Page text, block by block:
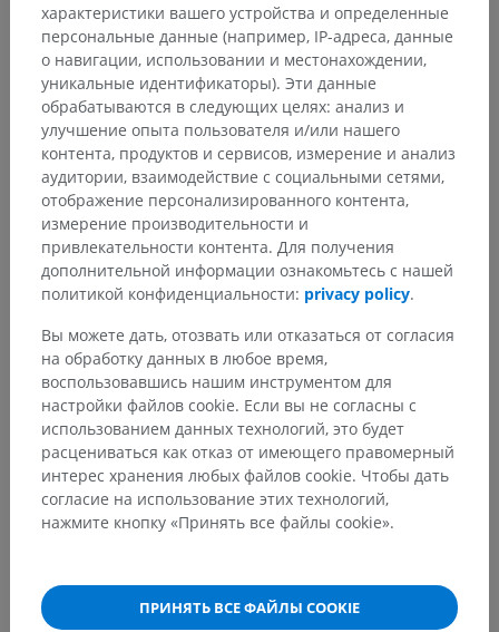
характеристики вашего устройства и определенные
персональные данные (например, IP-адреса, данные
о навигации, использовании и местонахождении,
уникальные идентификаторы). Эти данные
обрабатываются в следующих целях: анализ и
улучшение опыта пользователя и/или нашего
контента, продуктов и сервисов, измерение и анализ
аудитории, взаимодействие с социальными сетями,
отображение персонализированного контента,
измерение производительности и
привлекательности контента. Для получения
дополнительной информации ознакомьтесь с нашей
политикой конфиденциальности: privacy policy.
Вы можете дать, отозвать или отказаться от согласия
на обработку данных в любое время,
воспользовавшись нашим инструментом для
настройки файлов cookie. Если вы не согласны с
использованием данных технологий, это будет
расцениваться как отказ от имеющего правомерный
интерес хранения любых файлов cookie. Чтобы дать
согласие на использование этих технологий,
нажмите кнопку «Принять все файлы cookie».
ПРИНЯТЬ ВСЕ ФАЙЛЫ COOKIE